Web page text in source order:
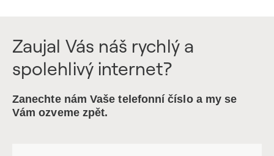
Zaujal Vás náš rychlý a
spolehlivý internet?
Zanechte nám Vaše telefonní číslo a my se
Vám ozveme zpět.